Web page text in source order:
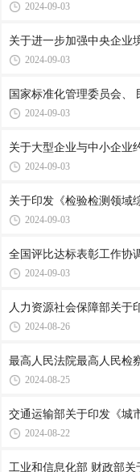
2024-09-03
关于进一步加强中央企业
2024-09-03
国家标准化管理委员会、
2024-09-03
关于大型企业与中小企业
2024-09-03
关于印发《检验检测领域
2024-09-03
全国评比达标表彰工作协
2024-09-03
人力资源社会保障部关于
2024-08-26
最高人民法院最高人民检
2024-08-25
交通运输部关于印发《城
2024-08-22
工业和信息化部 财政部